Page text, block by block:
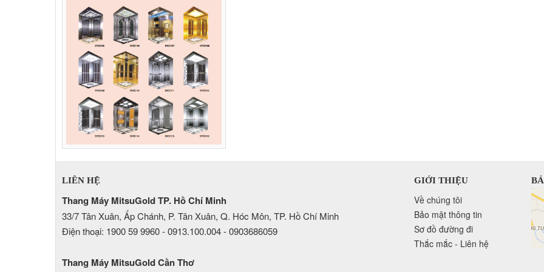
LIÊN HỆ
Thang Máy MitsuGold TP. Hồ Chí Minh
33/7 Tân Xuân, Ấp Chánh, P. Tân Xuân, Q. Hóc Môn, TP. Hồ Chí Minh
Điện thoại: 1900 59 9960 - 0913.100.004 - 0903686059
GIỚI THIỆU
Về chúng tôi
Bảo mật thông tin
Sơ đồ đường đi
Thắc mắc - Liên hệ
Thang Máy MitsuGold Cần Thơ